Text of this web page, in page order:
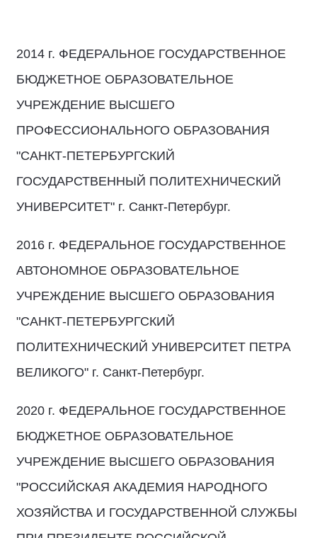
2014 г. ФЕДЕРАЛЬНОЕ ГОСУДАРСТВЕННОЕ
БЮДЖЕТНОЕ ОБРАЗОВАТЕЛЬНОЕ
УЧРЕЖДЕНИЕ ВЫСШЕГО
ПРОФЕССИОНАЛЬНОГО ОБРАЗОВАНИЯ
"САНКТ-ПЕТЕРБУРГСКИЙ
ГОСУДАРСТВЕННЫЙ ПОЛИТЕХНИЧЕСКИЙ
УНИВЕРСИТЕТ" г. Санкт-Петербург.
2016 г. ФЕДЕРАЛЬНОЕ ГОСУДАРСТВЕННОЕ
АВТОНОМНОЕ ОБРАЗОВАТЕЛЬНОЕ
УЧРЕЖДЕНИЕ ВЫСШЕГО ОБРАЗОВАНИЯ
"САНКТ-ПЕТЕРБУРГСКИЙ
ПОЛИТЕХНИЧЕСКИЙ УНИВЕРСИТЕТ ПЕТРА
ВЕЛИКОГО" г. Санкт-Петербург.
2020 г. ФЕДЕРАЛЬНОЕ ГОСУДАРСТВЕННОЕ
БЮДЖЕТНОЕ ОБРАЗОВАТЕЛЬНОЕ
УЧРЕЖДЕНИЕ ВЫСШЕГО ОБРАЗОВАНИЯ
"РОССИЙСКАЯ АКАДЕМИЯ НАРОДНОГО
ХОЗЯЙСТВА И ГОСУДАРСТВЕННОЙ СЛУЖБЫ